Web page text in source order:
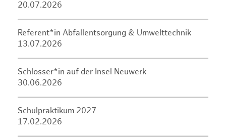
20.07.2026
Referent*in Abfallentsorgung & Umwelttechnik
13.07.2026
Schlosser*in auf der Insel Neuwerk
30.06.2026
Schulpraktikum 2027
17.02.2026